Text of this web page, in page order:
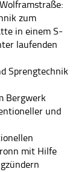
zum
in einem S-
laufenden
Sprengtechnik
Bergwerk
und
mit Hilfe